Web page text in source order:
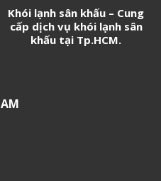
Khói lạnh sân khấu – Cung
cấp dịch vụ khói lạnh sân
khấu tại Tp.HCM.